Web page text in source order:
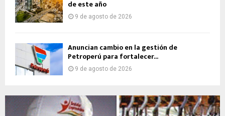
de este año
9 de agosto de 2026
Anuncian cambio en la gestión de
Petroperú para fortalecer...
9 de agosto de 2026